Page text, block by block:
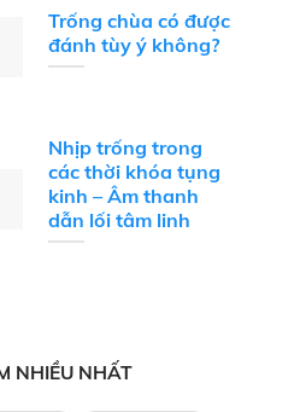
Trống chùa có được
đánh tùy ý không?
Nhịp trống trong
các thời khóa tụng
kinh – Âm thanh
dẫn lối tâm linh
NHIỀU NHẤT